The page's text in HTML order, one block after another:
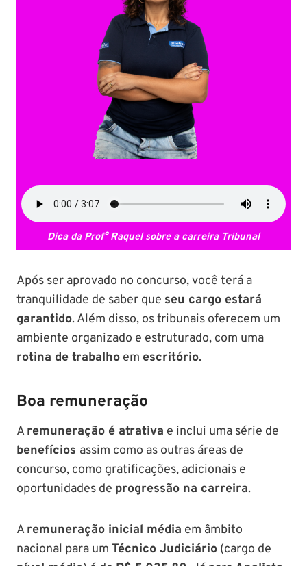
Dica da Prof° Raquel sobre a carreira Tribunal
Após ser aprovado no concurso, você terá a
tranquilidade de saber que seu cargo estará
garantido. Além disso, os tribunais oferecem um
ambiente organizado e estruturado, com uma
rotina de trabalho em escritório.
Boa remuneração
Aremuneração é atrativa e inclui uma série de
benefícios assim como as outras áreas de
concurso, como gratificações, adicionais e
oportunidades de progressão na carreira.
Aremuneração inicial média em âmbito
nacional para um Técnico Judiciário (cargo de